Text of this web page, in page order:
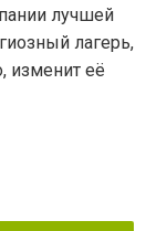
лучшей
лагерь,
изменит её